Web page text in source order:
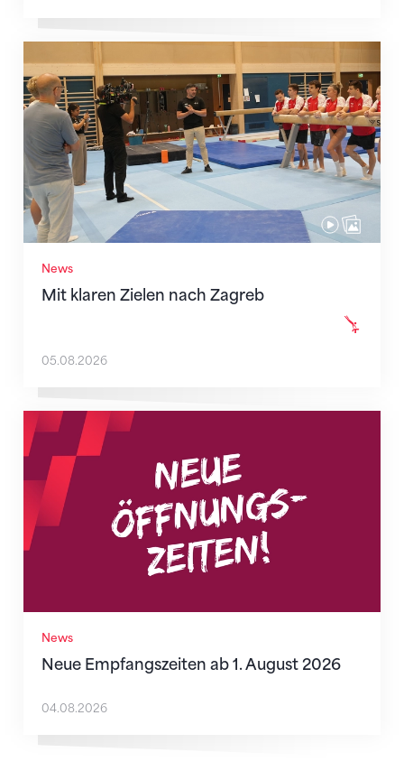
News
Mit klaren Zielen nach Zagreb
Mit klaren Zielen nach Zagreb
05.08.2026
News
Neue Empfangszeiten ab 1. August 2026
Neue Empfangszeiten ab 1. August 2026
04.08.2026